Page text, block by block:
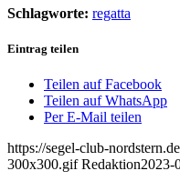
Schlagworte: regatta
Eintrag teilen
Teilen auf Facebook
Teilen auf WhatsApp
Per E-Mail teilen
https://segel-club-
300x300.gif Redaktion2023-